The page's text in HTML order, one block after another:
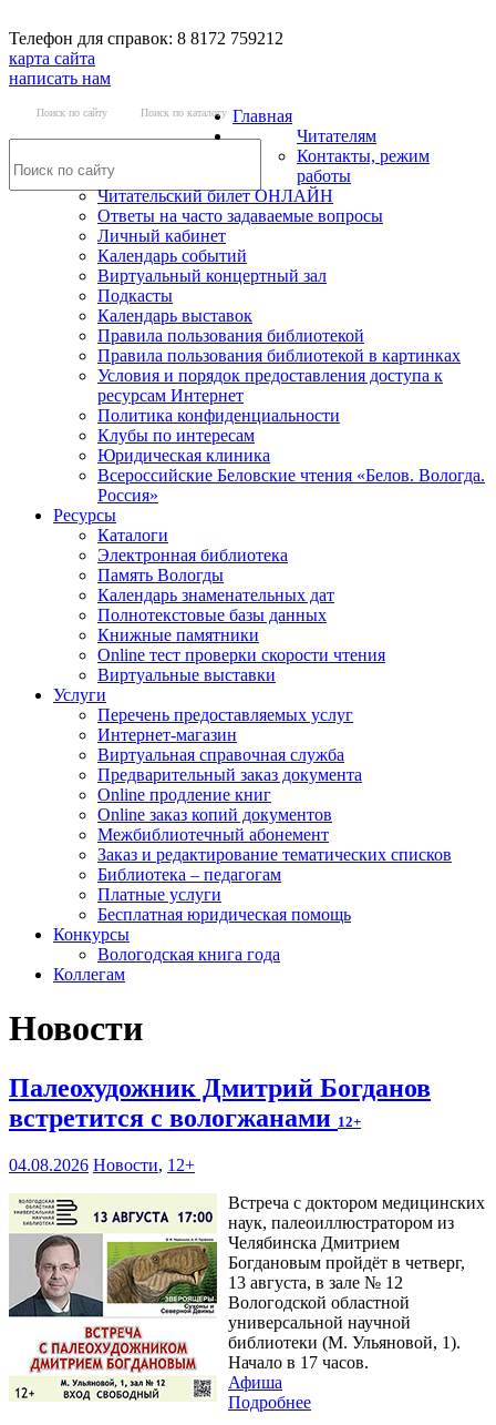
Телефон для справок: 8 8172 759212
карта сайта
написать нам
Поиск по сайту Поиск по каталогу Главная
Читателям
Контакты, режим
работы
Читательский билет ОНЛАЙН
Ответы на часто задаваемые вопросы
Личный кабинет
Календарь событий
Виртуальный концертный зал
Подкасты
Календарь выставок
Правила пользования библиотекой
Правила пользования библиотекой в картинках
Условия и порядок предоставления доступа к
ресурсам Интернет
Политика конфиденциальности
Клубы по интересам
Юридическая клиника
Всероссийские Беловские чтения «Белов. Вологда.
Россия»
Ресурсы
Каталоги
Электронная библиотека
Память Вологды
Календарь знаменательных дат
Полнотекстовые базы данных
Книжные памятники
Online тест проверки скорости чтения
Виртуальные выставки
Услуги
Перечень предоставляемых услуг
Интернет-магазин
Виртуальная справочная служба
Предварительный заказ документа
Online продление книг
Online заказ копий документов
Межбиблиотечный абонемент
Заказ и редактирование тематических списков
Библиотека – педагогам
Платные услуги
Бесплатная юридическая помощь
Конкурсы
Вологодская книга года
Коллегам
Новости
Палеохудожник Дмитрий Богданов
встретится с вологжанами 12+
04.08.2026 Новости, 12+
Встреча с доктором медицинских
наук, палеоиллюстратором из
Челябинска Дмитрием
Богдановым пройдёт в четверг,
13 августа, в зале № 12
Вологодской областной
универсальной научной
библиотеки (М. Ульяновой, 1).
Начало в 17 часов.
Афиша
Подробнее